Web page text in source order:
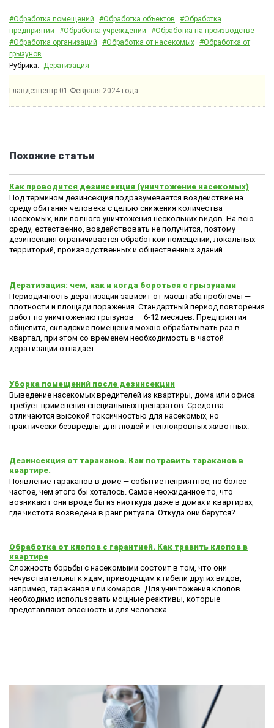
#Обработка помещений #Обработка объектов
#Обработка
предприятий
#Обработка учреждений
#Обработка на производстве
#Обработка организаций
#Обработка от насекомых #Обработка от
грызунов
Рубрика: Дератизация
Главдезцентр 01 Февраля 2024 года
Похожие статьи
Как проводится дезинсекция (уничтожение насекомых)
Под термином дезинсекция подразумевается воздействие на
среду обитания человека с целью снижения количества
насекомых, или полного уничтожения нескольких видов. На всю
среду, естественно, воздействовать не получится, поэтому
дезинсекция ограничивается обработкой помещений, локальных
территорий, производственных и общественных зданий.
Дератизация: чем, как и когда бороться с грызунами
Периодичность дератизации зависит от масштаба проблемы —
плотности и площади поражения. Стандартный период повторения
работ по уничтожению грызунов — 6-12 месяцев. Предприятия
общепита, складские помещения можно обрабатывать раз в
квартал, при этом со временем необходимость в частой
дератизации отпадает.
Уборка помещений после дезинсекции
Выведение насекомых вредителей из квартиры, дома или офиса
требует применения специальных препаратов. Средства
отличаются высокой токсичностью для насекомых, но
практически безвредны для людей и теплокровных животных.
Дезинсекция от тараканов. Как потравить тараканов в
квартире.
Появление тараканов в доме — событие неприятное, но более
частое, чем этого бы хотелось. Самое неожиданное то, что
возникают они вроде бы из ниоткуда даже в домах и квартирах,
где чистота возведена в ранг ритуала. Откуда они берутся?
Обработка от клопов с гарантией. Как травить клопов в
квартире
Сложность борьбы с насекомыми состоит в том, что они
нечувствительны к ядам, приводящим к гибели других видов,
например, тараканов или комаров. Для уничтожения клопов
необходимо использовать мощные реактивы, которые
представляют опасность и для человека.